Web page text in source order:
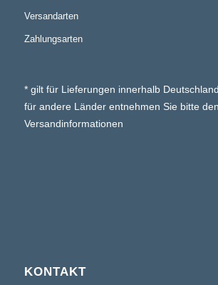
Versandarten
Zahlungsarten
* gilt für Lieferungen innerhalb
für andere Länder entnehmen Sie bitte den
Versandinformationen
KONTAKT